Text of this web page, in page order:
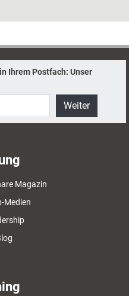
Ihrem Postfach: Unser
Weiter
Magazin
Medien